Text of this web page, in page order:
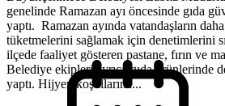
genelinde Ramazan ayı öncesinde gıda
yaptı. Ramazan ayında vatandaşların daha
tüketmelerini sağlamak için denetimlerini
ilçede faaliyet gösteren pastane, fırın ve
Belediye ekipleri ayrıca gıda
yaptı. Hijyen koşullarına...